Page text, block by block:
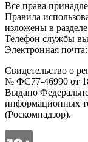
Все права
Правила
изложены в
Телефон службы
Электронная почта:
Свидетельство о
№ ФС77-46990 от
Выдано
информационных
(Роскомнадзор).